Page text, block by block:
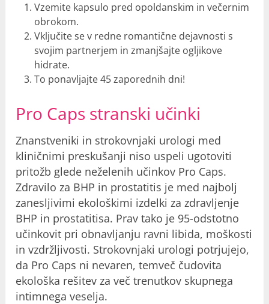
Vzemite kapsulo pred opoldanskim in večernim
obrokom.
Vključite se v redne romantične dejavnosti s
svojim partnerjem in zmanjšajte ogljikove
hidrate.
To ponavljajte 45 zaporednih dni!
Pro Caps stranski učinki
Znanstveniki in strokovnjaki urologi med
kliničnimi preskušanji niso uspeli ugotoviti
pritožb glede neželenih učinkov Pro Caps.
Zdravilo za BHP in prostatitis je med najbolj
zanesljivimi ekološkimi izdelki za zdravljenje
BHP in prostatitisa. Prav tako je 95-odstotno
učinkovit pri obnavljanju ravni libida, moškosti
in vzdržljivosti. Strokovnjaki urologi potrjujejo,
da Pro Caps ni nevaren, temveč čudovita
ekološka rešitev za več trenutkov skupnega
intimnega veselja.